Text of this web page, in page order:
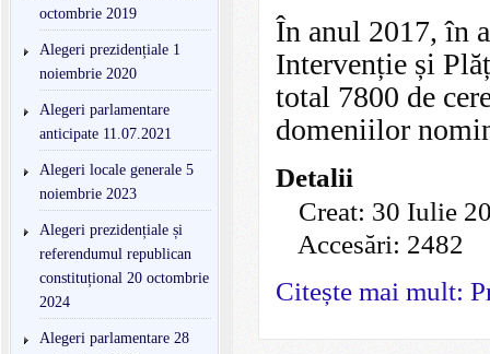
octombrie 2019
Alegeri prezidențiale 1
noiembrie 2020
Alegeri parlamentare
anticipate 11.07.2021
Alegeri locale generale 5
noiembrie 2023
Alegeri prezidențiale și
referendumul republican
constituțional 20 octombrie
2024
Alegeri parlamentare 28
În anul 2017, în
Intervenție și
total 7800 de
domeniilor
Detalii
Creat: 30 Iulie
Accesări: 2482
Citește mai mult: